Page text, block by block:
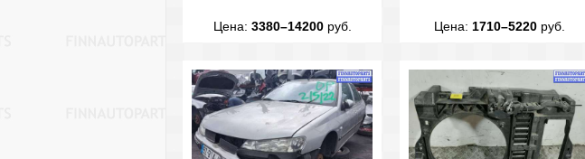
Цена: 3380–14200руб. Цена: 1710–5220руб.